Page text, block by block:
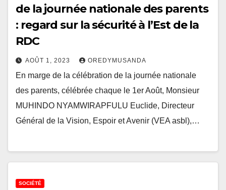
de la journée nationale des parents
: regard sur la sécurité à l’Est de la
RDC
AOÛT 1, 2023 OREDYMUSANDA
En marge de la célébration de la journée nationale
des parents, célébrée chaque le 1er Août, Monsieur
MUHINDO NYAMWIRAPFULU Euclide, Directeur
Général de la Vision, Espoir et Avenir (VEA asbl),…
SOCIÉTÉ